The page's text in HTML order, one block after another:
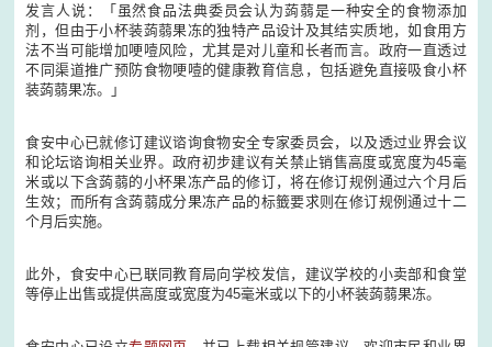
发言人说：「虽然食品法典委员会认为蒟蒻是一种安全的食物添加
剂，但由于小杯装蒟蒻果冻的独特产品设计及其结实质地，如食用方
法不当可能增加哽噎风险，尤其是对儿童和长者而言。政府一直透过
不同渠道推广预防食物哽噎的健康教育信息，包括避免直接吸食小杯
装蒟蒻果冻。」
食安中心已就修订建议谘询食物安全专家委员会，以及透过业界会议
和论坛谘询相关业界。政府初步建议有关禁止销售高度或宽度为45毫
米或以下含蒟蒻的小杯果冻产品的修订，将在修订规例通过六个月后
生效；而所有含蒟蒻成分果冻产品的标籤要求则在修订规例通过十二
个月后实施。
此外，食安中心已联同教育局向学校发信，建议学校的小卖部和食堂
等停止出售或提供高度或宽度为45毫米或以下的小杯装蒟蒻果冻。